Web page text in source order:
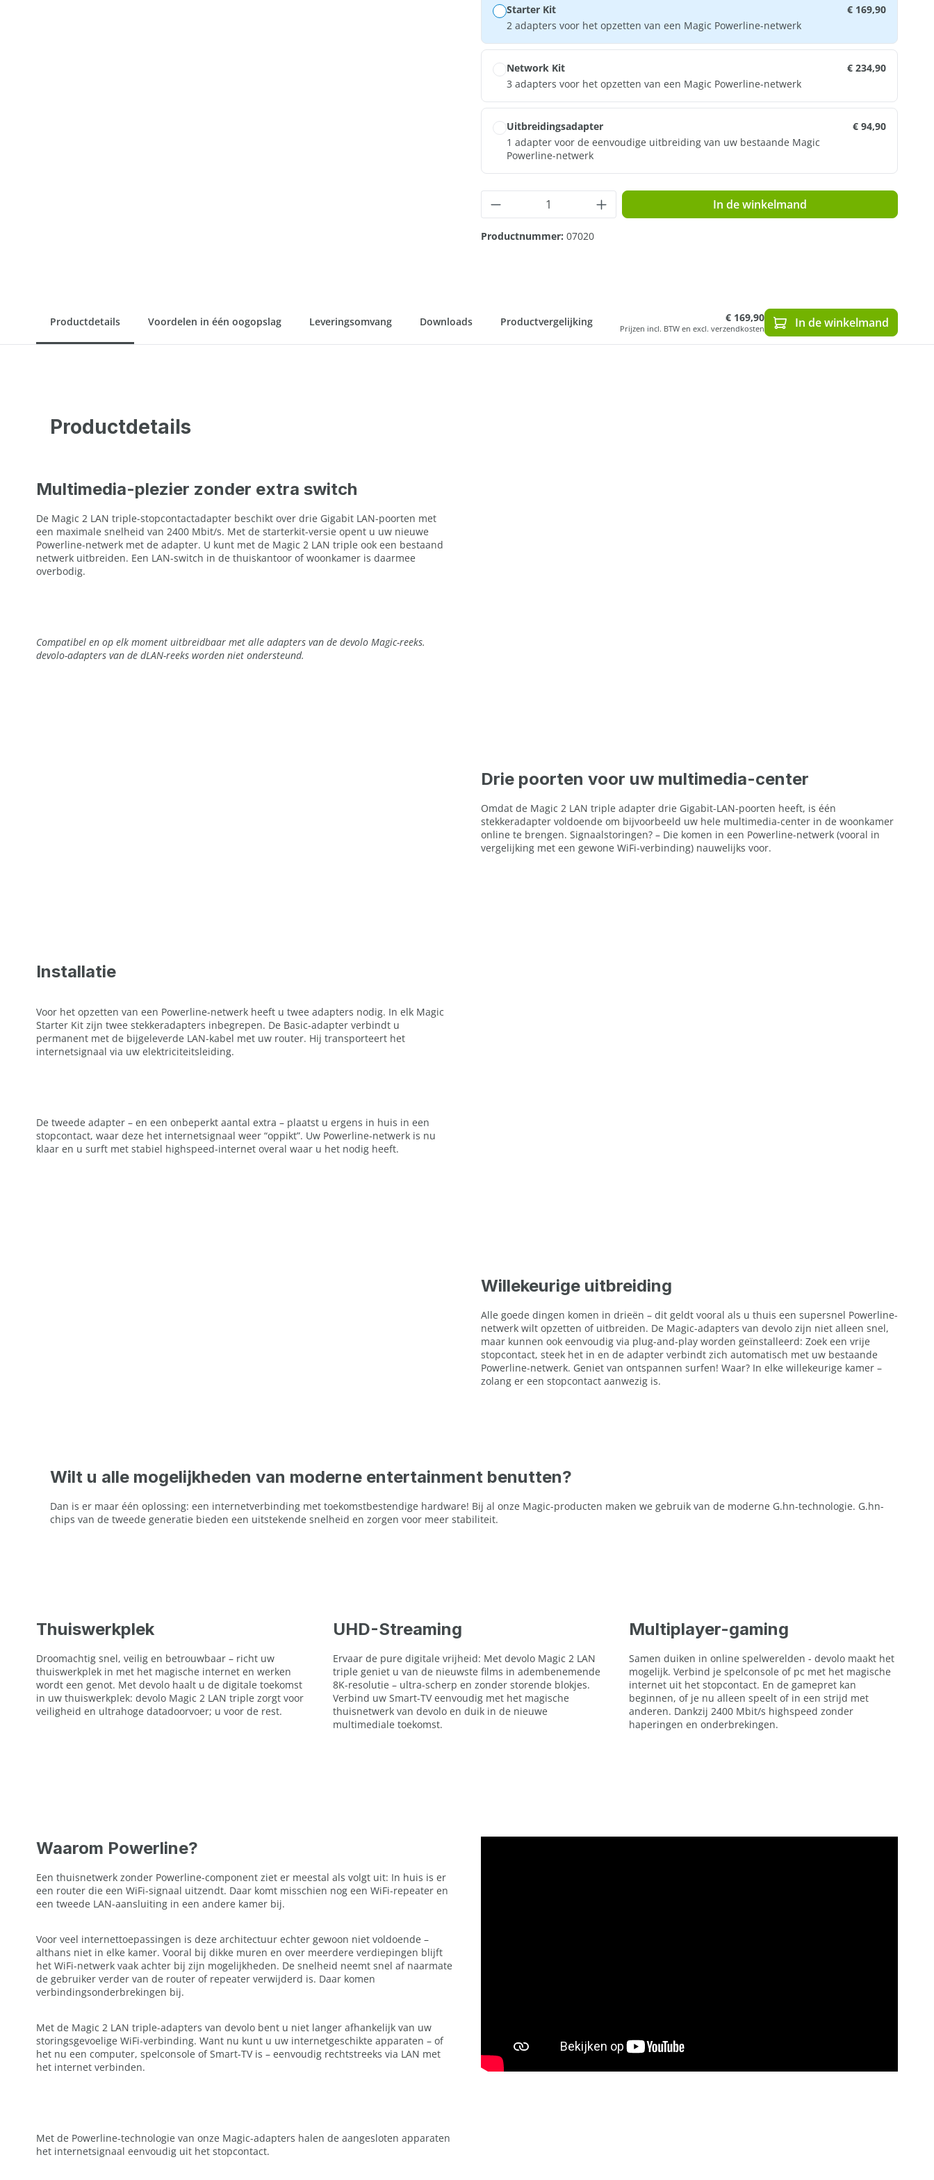
Starter Kit
2 adapters voor het opzetten van een Magic Powerline-netwerk
€ 169,90
Network Kit
3 adapters voor het opzetten van een Magic Powerline-netwerk
€ 234,90
Uitbreidingsadapter
1 adapter voor de eenvoudige uitbreiding van uw bestaande Magic
Powerline-netwerk
€ 94,90
Producthoeveelheid: Voer de gewenste hoeveelheid in
In de winkelmand
Productnummer: 07020
Productdetails Voordelen in één oogopslag Leveringsomvang Downloads Productvergelijking € 169,90
Prijzen incl. BTW en excl. verzendkosten In de winkelmand
Productdetails
Multimedia-plezier zonder extra switch
De Magic 2 LAN triple-stopcontactadapter beschikt over drie Gigabit LAN-poorten met
een maximale snelheid van 2400 Mbit/s. Met de starterkit-versie opent u uw nieuwe
Powerline-netwerk met de adapter. U kunt met de Magic 2 LAN triple ook een bestaand
netwerk uitbreiden. Een LAN-switch in de thuiskantoor of woonkamer is daarmee
overbodig.
Compatibel en op elk moment uitbreidbaar met alle adapters van de devolo Magic-reeks.
devolo-adapters van de dLAN-reeks worden niet ondersteund.
Drie poorten voor uw multimedia-center
Omdat de Magic 2 LAN triple adapter drie Gigabit-LAN-poorten heeft, is één
stekkeradapter voldoende om bijvoorbeeld uw hele multimedia-center in de woonkamer
online te brengen. Signaalstoringen? – Die komen in een Powerline-netwerk (vooral in
vergelijking met een gewone WiFi-verbinding) nauwelijks voor.
Installatie
Voor het opzetten van een Powerline-netwerk heeft u twee adapters nodig. In elk Magic
Starter Kit zijn twee stekkeradapters inbegrepen. De Basic-adapter verbindt u
permanent met de bijgeleverde LAN-kabel met uw router. Hij transporteert het
internetsignaal via uw elektriciteitsleiding.
De tweede adapter – en een onbeperkt aantal extra – plaatst u ergens in huis in een
stopcontact, waar deze het internetsignaal weer “oppikt”. Uw Powerline-netwerk is nu
klaar en u surft met stabiel highspeed-internet overal waar u het nodig heeft.
Willekeurige uitbreiding
Alle goede dingen komen in drieën – dit geldt vooral als u thuis een supersnel Powerline-
netwerk wilt opzetten of uitbreiden. De Magic-adapters van devolo zijn niet alleen snel,
maar kunnen ook eenvoudig via plug-and-play worden geïnstalleerd: Zoek een vrije
stopcontact, steek het in en de adapter verbindt zich automatisch met uw bestaande
Powerline-netwerk. Geniet van ontspannen surfen! Waar? In elke willekeurige kamer –
zolang er een stopcontact aanwezig is.
Wilt u alle mogelijkheden van moderne entertainment benutten?
Dan is er maar één oplossing: een internetverbinding met toekomstbestendige hardware! Bij al onze Magic-producten maken we gebruik van de moderne G.hn-technologie. G.hn-
chips van de tweede generatie bieden een uitstekende snelheid en zorgen voor meer stabiliteit.
Thuiswerkplek
Droomachtig snel, veilig en betrouwbaar – richt uw
thuiswerkplek in met het magische internet en werken
wordt een genot. Met devolo haalt u de digitale toekomst
in uw thuiswerkplek: devolo Magic 2 LAN triple zorgt voor
veiligheid en ultrahoge datadoorvoer; u voor de rest.
UHD-Streaming
Ervaar de pure digitale vrijheid: Met devolo Magic 2 LAN
triple geniet u van de nieuwste films in adembenemende
8K-resolutie – ultra-scherp en zonder storende blokjes.
Verbind uw Smart-TV eenvoudig met het magische
thuisnetwerk van devolo en duik in de nieuwe
multimediale toekomst.
Multiplayer-gaming
Samen duiken in online spelwerelden - devolo maakt het
mogelijk. Verbind je spelconsole of pc met het magische
internet uit het stopcontact. En de gamepret kan
beginnen, of je nu alleen speelt of in een strijd met
anderen. Dankzij 2400 Mbit/s highspeed zonder
haperingen en onderbrekingen.
Waarom Powerline?
Een thuisnetwerk zonder Powerline-component ziet er meestal als volgt uit: In huis is er
een router die een WiFi-signaal uitzendt. Daar komt misschien nog een WiFi-repeater en
een tweede LAN-aansluiting in een andere kamer bij.
Voor veel internettoepassingen is deze architectuur echter gewoon niet voldoende –
althans niet in elke kamer. Vooral bij dikke muren en over meerdere verdiepingen blijft
het WiFi-netwerk vaak achter bij zijn mogelijkheden. De snelheid neemt snel af naarmate
de gebruiker verder van de router of repeater verwijderd is. Daar komen
verbindingsonderbrekingen bij.
Met de Magic 2 LAN triple-adapters van devolo bent u niet langer afhankelijk van uw
storingsgevoelige WiFi-verbinding. Want nu kunt u uw internetgeschikte apparaten – of
het nu een computer, spelconsole of Smart-TV is – eenvoudig rechtstreeks via LAN met
het internet verbinden.
Met de Powerline-technologie van onze Magic-adapters halen de aangesloten apparaten
het internetsignaal eenvoudig uit het stopcontact.